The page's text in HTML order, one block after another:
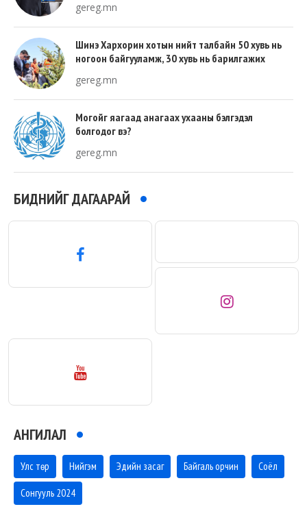
gereg.mn
Шинэ Хархорин хотын нийт талбайн 50 хувь нь
ногоон байгууламж, 30 хувь нь барилгажих
gereg.mn
Могойг яагаад анагаах ухааны бэлгэдэл
болгодог вэ?
gereg.mn
БИДНИЙГ ДАГААРАЙ
АНГИЛАЛ
Улс төр Нийгэм Эдийн засаг Байгаль орчин Соёл
Сонгууль 2024